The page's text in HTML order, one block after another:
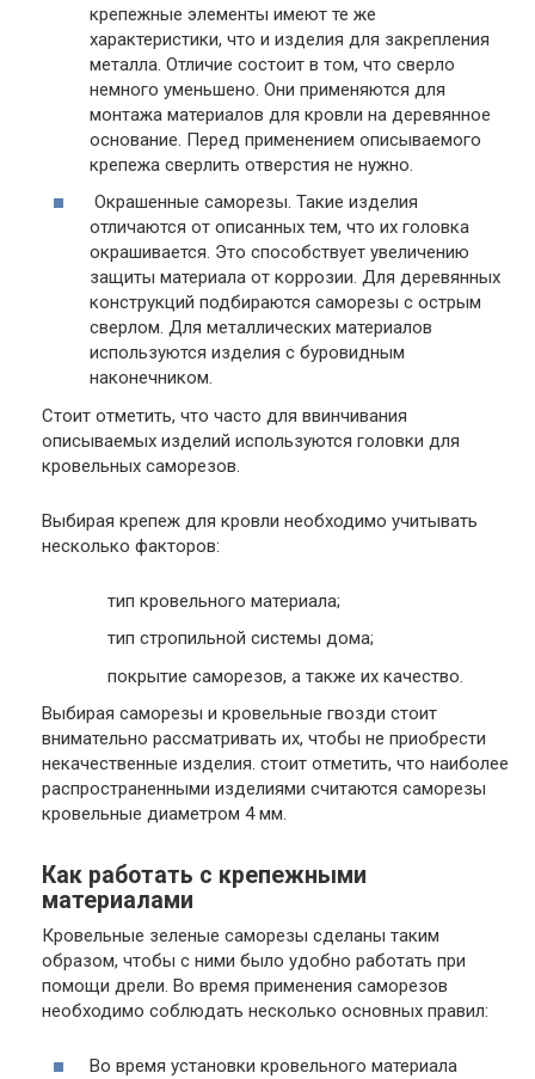
крепежные элементы имеют те же
характеристики, что и изделия для закрепления
металла. Отличие состоит в том, что сверло
немного уменьшено. Они применяются для
монтажа материалов для кровли на деревянное
основание. Перед применением описываемого
крепежа сверлить отверстия не нужно.
Окрашенные саморезы. Такие изделия
отличаются от описанных тем, что их головка
окрашивается. Это способствует увеличению
защиты материала от коррозии. Для деревянных
конструкций подбираются саморезы с острым
сверлом. Для металлических материалов
используются изделия с буровидным
наконечником.
Стоит отметить, что часто для ввинчивания
описываемых изделий используются головки для
кровельных саморезов.
Выбирая крепеж для кровли необходимо учитывать
несколько факторов:
тип кровельного материала;
тип стропильной системы дома;
покрытие саморезов, а также их качество.
Выбирая саморезы и кровельные гвозди стоит
внимательно рассматривать их, чтобы не приобрести
некачественные изделия. стоит отметить, что наиболее
распространенными изделиями считаются саморезы
кровельные диаметром 4 мм.
Как работать с крепежными
материалами
Кровельные зеленые саморезы сделаны таким
образом, чтобы с ними было удобно работать при
помощи дрели. Во время применения саморезов
необходимо соблюдать несколько основных правил:
Во время установки кровельного материала